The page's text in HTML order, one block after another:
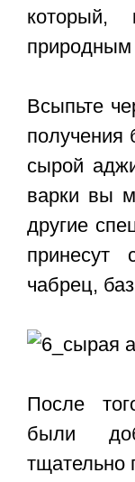
который,
природным
Всыпьте
получения
сырой
варки вы
другие
принесут
чабрец,
После
были
тщательно